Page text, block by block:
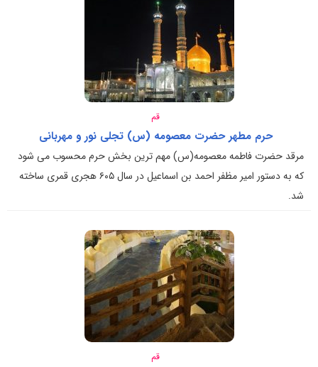
قم
حرم مطهر حضرت معصومه (س) تجلی نور و مهربانی
مرقد حضرت فاطمه معصومه(س) مهم ترین بخش حرم محسوب می شود
که به دستور امیر مظفر احمد بن اسماعیل در سال ۶۰۵ هجرى قمری ساخته
شد.
قم